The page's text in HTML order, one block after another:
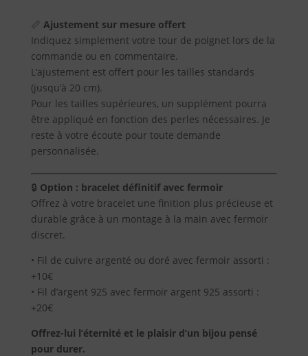
NOIRE
CRISTALISÉE
QUALITÉ
A
DU
BRÉSIL
📏 Ajustement sur mesure offert
Indiquez simplement votre tour de poignet lors de la
commande ou en commentaire.
L’ajustement est offert pour les tailles standards
(jusqu’à 20 cm).
Pour les tailles supérieures, un supplément pourra
être appliqué en fonction des perles nécessaires. Je
reste à votre écoute pour toute demande
personnalisée.
🔒 Option : bracelet définitif avec fermoir
Offrez à votre bracelet une finition plus précieuse et
durable grâce à un montage à la main avec fermoir
discret.
• Fil de cuivre argenté ou doré avec fermoir assorti :
+10€
• Fil d’argent 925 avec fermoir argent 925 assorti :
+20€
Offrez-lui l’éternité et le plaisir d’un bijou pensé
pour durer.